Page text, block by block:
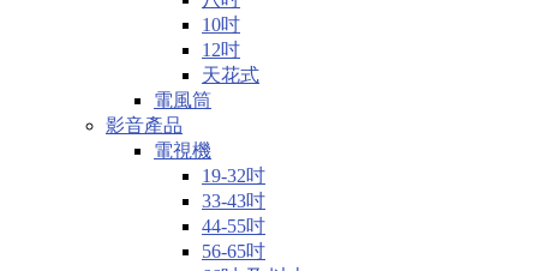
10吋
12吋
天花式
電風筒
影音產品
電視機
19-32吋
33-43吋
44-55吋
56-65吋